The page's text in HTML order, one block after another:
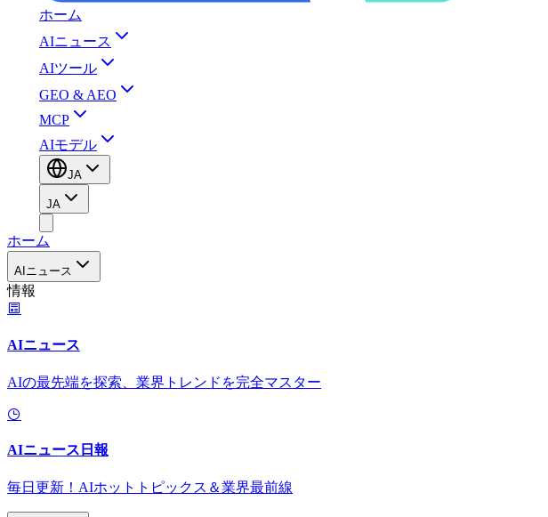
ホーム
AIニュース
AIツール
GEO & AEO
MCP
AIモデル
JA
JA
ホーム
AIニュース
情報
AIニュース
AIの最先端を探索、業界トレンドを完全マスター
AIニュース日報
毎日更新！AIホットトピックス＆業界最前線